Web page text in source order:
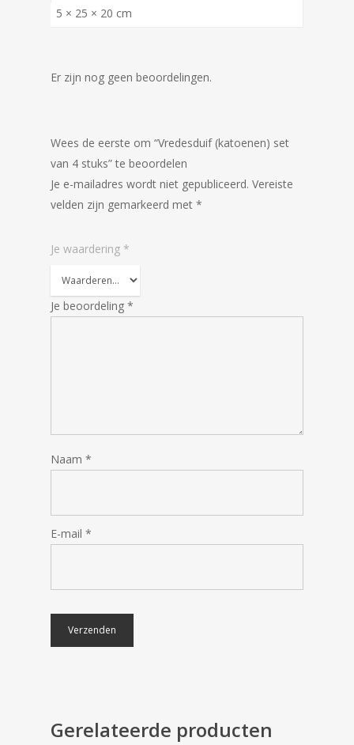
5 × 25 × 20 cm
Er zijn nog geen beoordelingen.
Wees de eerste om “Vredesduif (katoenen) set
van 4 stuks” te beoordelen
Je e-mailadres wordt niet gepubliceerd. Vereiste
velden zijn gemarkeerd met *
Je waardering *
Je beoordeling *
Naam *
E-mail *
Gerelateerde producten
€61.99
€35.99